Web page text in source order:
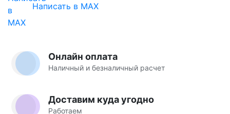
Написать в MAX
Онлайн оплата
Наличный и безналичный расчет
Доставим куда угодно
Работаем